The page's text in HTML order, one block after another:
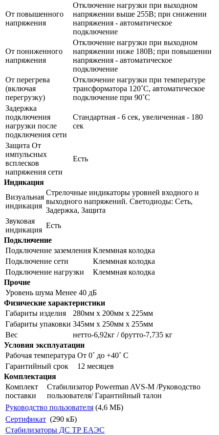
От повышенного
напряжения
Отключение нагрузки при выходном
напряжении выше 255В; при снижении
напряжения - автоматическое
подключение
От пониженного
напряжения
Отключение нагрузки при выходном
напряжении ниже 180В; при повышении
напряжения - автоматическое
подключение
От перегрева
(включая
перегрузку)
Отключение нагрузки при температуре
трансформатора 120˚С, автоматическое
подключение при 90˚С
Задержка
подключения
нагрузки после
подключения сети
Стандартная - 6 сек, увеличенная - 180
сек
Защита От
импульсных
всплесков
напряжения сети
Есть
Индикация
Визуальная
индикация
Стрелочные индикаторы уровней входного и
выходного напряжений. Светодиоды: Сеть,
Задержка, Защита
Звуковая
индикация
Есть
Подключение
Подключение заземления Клеммная колодка
Подключение сети
Клеммная колодка
Подключение нагрузки
Клеммная колодка
Прочие
Уровень шума Менее 40 дБ
Физические характеристики
Габариты изделия
280мм х 200мм х 225мм
Габариты упаковки 345мм х 250мм х 255мм
Вес
нетто-6,92кг / брутто-7,735 кг
Условия эксплуатации
Рабочая температура От 0˚ до +40˚ С
Гарантийный срок
12 месяцев
Комплектация
Комплект
поставки
Стабилизатор Powerman AVS-M /Руководство
пользователя/ Гарантийный талон
Руководство пользователя (4,6 MБ)
Сертификат (290 кБ)
Стабилизаторы ДС ТР ЕАЭС